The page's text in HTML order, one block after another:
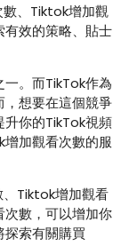
、Tiktok增加觀
效的策略、貼士
。而TikTok作為
想要在這個競爭
你的TikTok視頻
加觀看次數的服
Tiktok增加觀看
數，可以增加你
索有關購買